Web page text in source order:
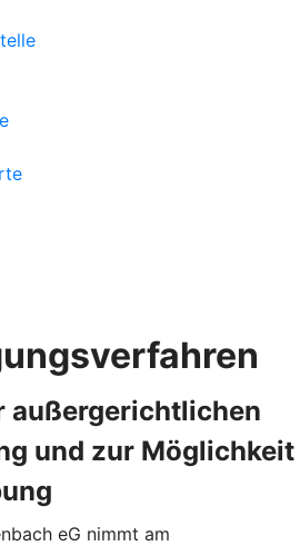
außergerichtlichen
und zur Möglichkeit
eG nimmt am